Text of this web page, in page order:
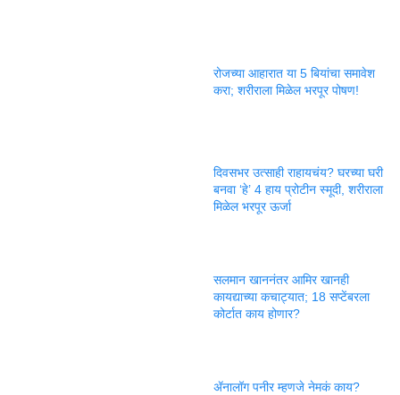
रोजच्या आहारात या 5 बियांचा समावेश
करा; शरीराला मिळेल भरपूर पोषण!
दिवसभर उत्साही राहायचंय? घरच्या घरी
बनवा ‘हे’ 4 हाय प्रोटीन स्मूदी, शरीराला
मिळेल भरपूर ऊर्जा
सलमान खाननंतर आमिर खानही
कायद्याच्या कचाट्यात; 18 सप्टेंबरला
कोर्टात काय होणार?
ॲनालॉग पनीर म्हणजे नेमकं काय?